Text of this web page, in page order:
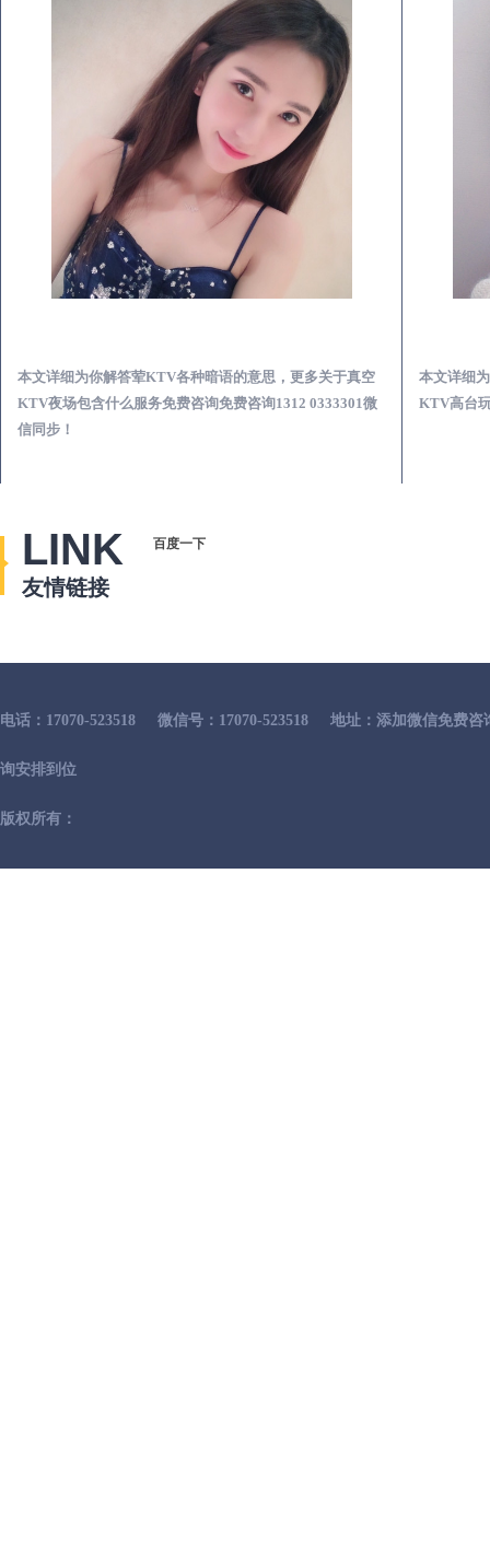
本文详细为你解答荤KTV各种暗语的意思，更多关于真空
KTV夜场包含什么服务免费咨询免费咨询1312 0333301微
信同步！
本文详细
KTV高台
LINK
友情链接
百度一下
电话：17070-523518 微信号：17070-523518 地址：添加微信免费
询安排到位
版权所有：